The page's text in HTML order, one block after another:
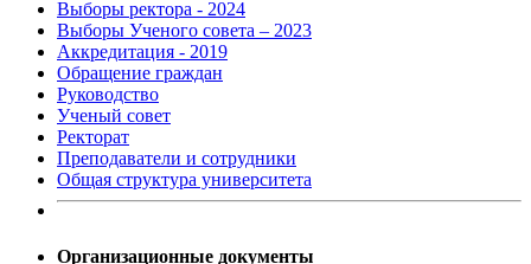
Выборы ректора - 2024
Выборы Ученого совета – 2023
Аккредитация - 2019
Обращение граждан
Руководство
Ученый совет
Ректорат
Преподаватели и сотрудники
Общая структура университета
Организационные документы